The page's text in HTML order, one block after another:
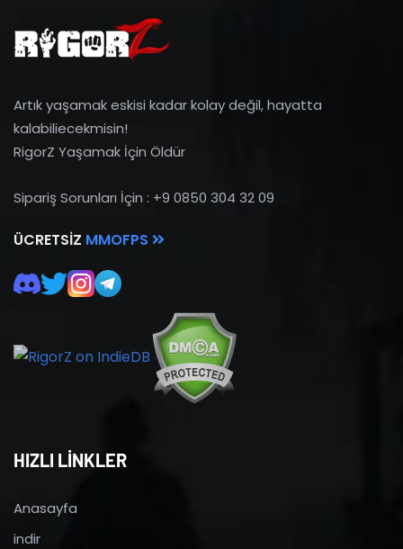
Artık yaşamak eskisi kadar kolay değil, hayatta
kalabiliecekmisin!
RigorZ Yaşamak İçin Öldür
Sipariş Sorunları İçin : +9 0850 304 32 09
ÜCRETSIZ MMOFPS
HIZLI LİNKLER
Anasayfa
indir